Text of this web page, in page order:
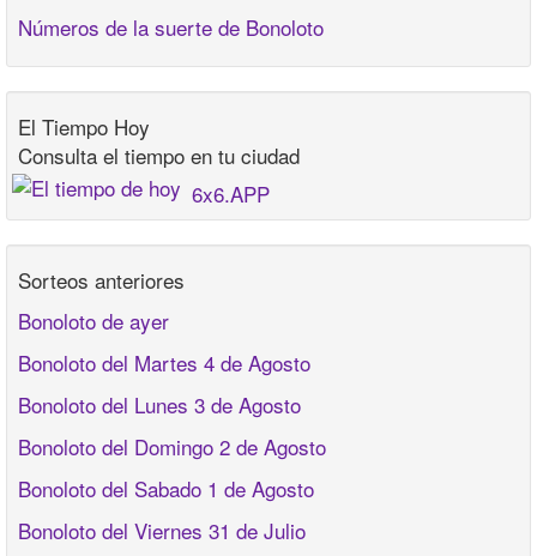
Números de la suerte de Bonoloto
El Tiempo Hoy
Consulta el tiempo en tu ciudad
6x6.APP
Sorteos anteriores
Bonoloto de ayer
Bonoloto del Martes 4 de Agosto
Bonoloto del Lunes 3 de Agosto
Bonoloto del Domingo 2 de Agosto
Bonoloto del Sabado 1 de Agosto
Bonoloto del Viernes 31 de Julio